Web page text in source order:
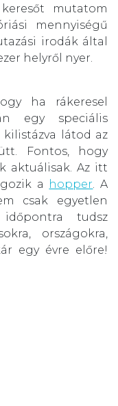
mutatom
mennyiségű
irodák által
helyről nyer.
ha rákeresel
egy speciális
látod az
Fontos, hogy
aktuálisak. Az itt
a hopper. A
csak egyetlen
tudsz
országokra,
egy évre előre!